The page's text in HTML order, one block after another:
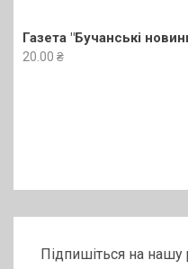
Газета "Бучанські
20.00 ₴
Підпишіться на нашу